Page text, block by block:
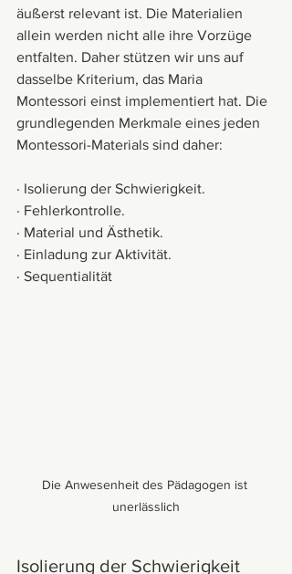
äußerst relevant ist. Die Materialien
allein werden nicht alle ihre Vorzüge
entfalten. Daher stützen wir uns auf
dasselbe Kriterium, das Maria
Montessori einst implementiert hat. Die
grundlegenden Merkmale eines jeden
Montessori-Materials sind daher:
· Isolierung der Schwierigkeit.
· Fehlerkontrolle.
· Material und Ästhetik.
· Einladung zur Aktivität.
· Sequentialität
Die Anwesenheit des Pädagogen ist
unerlässlich
Isolierung der Schwierigkeit